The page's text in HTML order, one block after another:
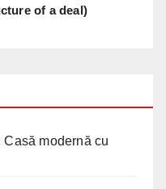
of a deal)
modernă cu